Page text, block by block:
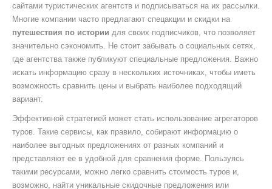
сайтами туристических агентств и подписываться на их рассылки.
Многие компании часто предлагают спецакции и скидки на
путешествия по истории для своих подписчиков, что позволяет
значительно сэкономить. Не стоит забывать о социальных сетях,
где агентства также публикуют специальные предложения. Важно
искать информацию сразу в нескольких источниках, чтобы иметь
возможность сравнить цены и выбрать наиболее подходящий
вариант.
Эффективной стратегией может стать использование агрегаторов
туров. Такие сервисы, как правило, собирают информацию о
наиболее выгодных предложениях от разных компаний и
представляют ее в удобной для сравнения форме. Пользуясь
такими ресурсами, можно легко сравнить стоимость туров и,
возможно, найти уникальные скидочные предложения или